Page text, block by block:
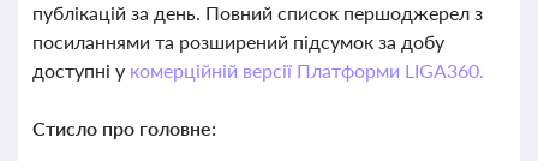
публікацій за день. Повний список першоджерел з
посиланнями та розширений підсумок за добу
доступні у комерційній версії Платформи LIGA360.
Стисло про головне: